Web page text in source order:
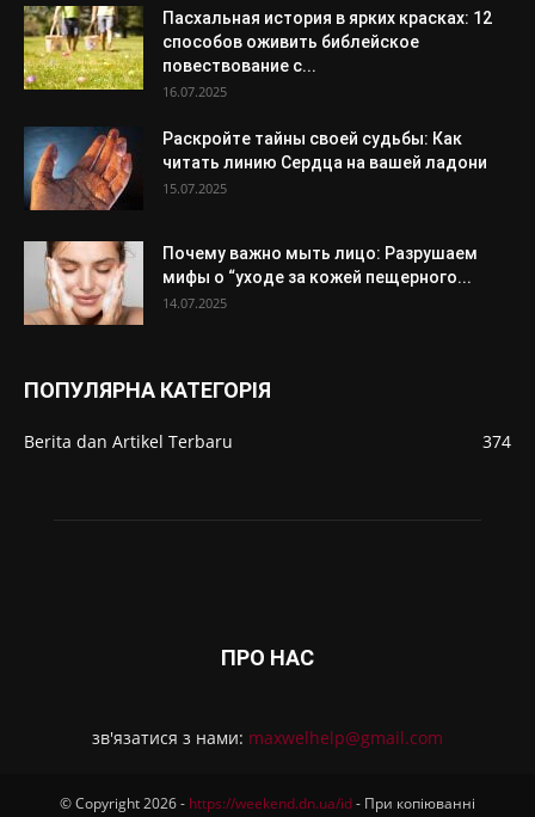
Пасхальная история в ярких красках: 12
способов оживить библейское
повествование с...
16.07.2025
Раскройте тайны своей судьбы: Как
читать линию Сердца на вашей ладони
15.07.2025
Почему важно мыть лицо: Разрушаем
мифы о “уходе за кожей пещерного...
14.07.2025
ПОПУЛЯРНА КАТЕГОРІЯ
Berita dan Artikel Terbaru 374
ПРО НАС
зв'язатися з нами: maxwelhelp@gmail.com
© Copyright 2026 - https://weekend.dn.ua/id- При копіюванні